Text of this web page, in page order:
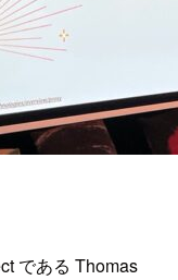
である Thomas